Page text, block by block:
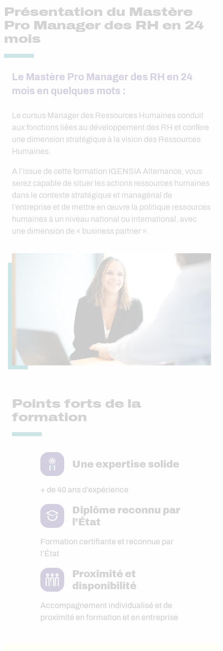
Présentation du Mastère
Pro Manager des RH en 24
mois
Le Mastère Pro Manager des RH en 24
mois en quelques mots :
Le cursus Manager des Ressources Humaines conduit
aux fonctions liées au développement des RH et confère
une dimension stratégique à la vision des Ressources
Humaines.
A l’issue de cette formation IGENSIA Alternance, vous
serez capable de situer les actions ressources humaines
dans le contexte stratégique et managérial de
l’entreprise et de mettre en œuvre la politique ressources
humaines à un niveau national ou international, avec
une dimension de « business partner ».
Points forts de la
formation
Une expertise solide
+ de 40 ans d’expérience
Diplôme reconnu par
l’État
Formation certifiante et reconnue par
l’État
Proximité et
disponibilité
Accompagnement individualisé et de
proximité en formation et en entreprise